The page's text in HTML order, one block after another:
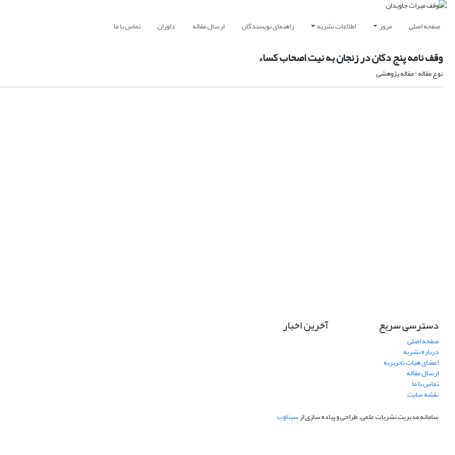
صفحه اصلی مرور اطلاعات نشریه راهنمای نویسندگان ارسال مقاله داوران تماس با ما
وقف نامه پنج دکان در زنجان به نیت اصحاب کساء
نوع مقاله : مقاله پژوهشی
دسترسی سریع
صفحه اصلی
درباره نشریه
اعضای هیات تحریریه
ارسال مقاله
تماس با ما
نقشه سایت
آخرین اخبار
سامانه مدیریت نشریات علمی.طراحی و پیاده سازی ازسیناوب